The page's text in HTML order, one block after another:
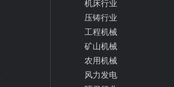
机床行业
压铸行业
工程机械
矿山机械
农用机械
风力发电